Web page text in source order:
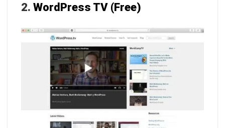
2. WordPress TV (Free)